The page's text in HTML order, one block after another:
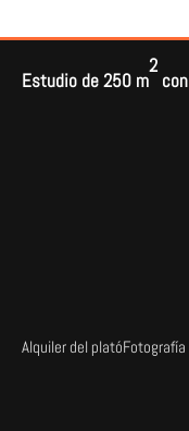
Estudio de 250 m
2
Alquiler del plató